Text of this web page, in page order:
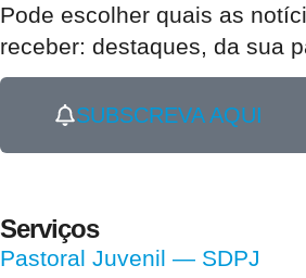
Pode escolher quais as
receber: destaques, da sua
SUBSCREVA AQUI
Serviços
Pastoral Juvenil — SDPJ